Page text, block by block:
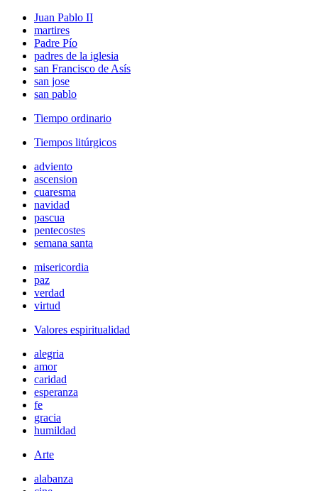
Juan Pablo II
martires
Padre Pío
padres de la iglesia
san Francisco de Asís
san jose
san pablo
Tiempo ordinario
Tiempos litúrgicos
adviento
ascension
cuaresma
navidad
pascua
pentecostes
semana santa
misericordia
paz
verdad
virtud
Valores espiritualidad
alegria
amor
caridad
esperanza
fe
gracia
humildad
Arte
alabanza